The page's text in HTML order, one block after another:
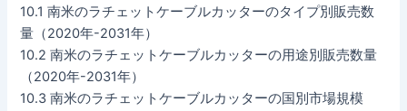
10.1 南米のラチェットケーブルカッターのタイプ別販売数
量（2020年-2031年）
10.2 南米のラチェットケーブルカッターの用途別販売数量
（2020年-2031年）
10.3 南米のラチェットケーブルカッターの国別市場規模